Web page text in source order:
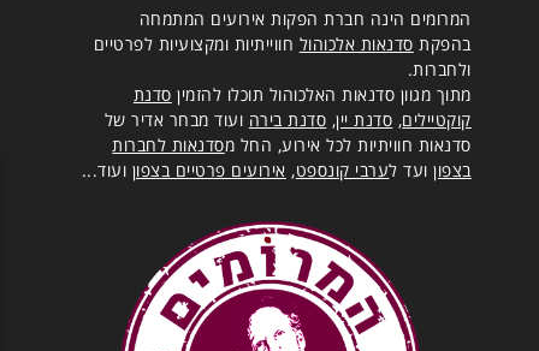
המרומים הינה חברת הפקות אירועים המתמחה
בהפקת סדנאות אלכוהול חווייתיות ומקצועיות לפרטיים
ולחברות.
מתוך מגוון סדנאות האלכוהול תוכלו להזמין סדנת
קוקטיילים, סדנת יין, סדנת בירה ועוד מבחר אדיר של
סדנאות חוויתיות לכל אירוע, החל מסדנאות לחברות
בצפוןועד לערבי קונספט, אירועים פרטיים בצפון ועוד...